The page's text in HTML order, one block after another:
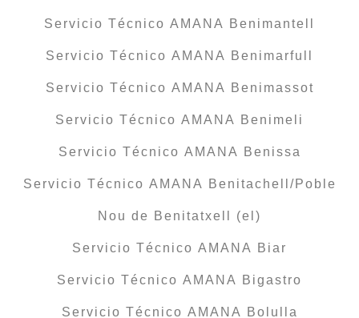
Servicio Técnico AMANA Benimantell
Servicio Técnico AMANA Benimarfull
Servicio Técnico AMANA Benimassot
Servicio Técnico AMANA Benimeli
Servicio Técnico AMANA Benissa
Servicio Técnico AMANA Benitachell/Poble
Nou de Benitatxell (el)
Servicio Técnico AMANA Biar
Servicio Técnico AMANA Bigastro
Servicio Técnico AMANA Bolulla